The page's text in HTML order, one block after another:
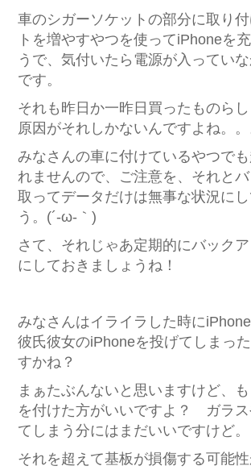
車のシガーソケットの部分に取り
トを増やすやつを使ってiPhoneを
うで、気付いたら電源が入ってい
です。
それも昨日か一昨日買ったものら
原因がそれしかないんですよね。。
みなさんの車に付けているやつで
れませんので、ご注意を、それと
取ってデータだけは無事な状況に
う。(´-ω-｀)
さて、それじゃあ定期的にバック
にしておきましょうね！
みなさんはイライラした時にiPhone
彼氏彼女のiPhoneを投げてしまっ
すかね？
まぁたぶんないと思いますけど、
を付けた方がいいですよ？ ガラ
てしまう分にはまだいいですけど。
それを超えて基板が損傷する可能性